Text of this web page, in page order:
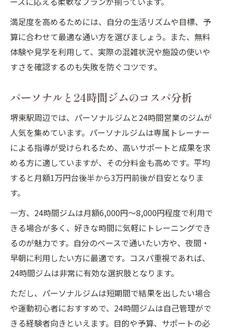
満足度を高めるためには、自分の生活リズムや目標、予
算に合わせて最適な通い方を選びましょう。また、無料
体験や見学を利用して、実際の混雑状況や施設の使いや
すさを確認するのも失敗を防ぐコツです。
パーソナルと24時間ジムのコスパ分析
堺東駅周辺では、パーソナルジムと24時間営業のジムが
人気を集めています。パーソナルジムは専属トレーナー
による指導が受けられるため、高いサポートと成果を求
める方に適していますが、その分料金も高めです。平均
すると月額1万円台後半から3万円前後が目安となりま
す。
一方、24時間ジムは月額6,000円～8,000円程度で利用で
きる場合が多く、好きな時間に気軽にトレーニングでき
るのが魅力です。自分のペースで通いたい方や、夜間・
早朝に利用したい方に最適です。コスパ重視であれば、
24時間ジムは非常に有効な選択肢となります。
ただし、パーソナルジムは短期間で結果を出したい場合
や運動初心者におすすめで、24時間ジムは自己管理がで
きる経験者向きといえます。目的や予算、サポートの必